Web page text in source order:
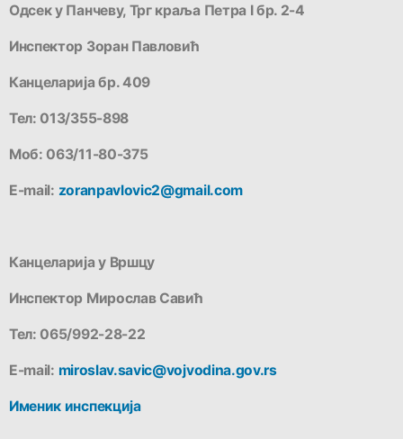
Одсек у Панчеву, Трг краља Петра I бр. 2-4
Инспектор Зоран Павловић
Канцеларија бр. 409
Тел: 013/355-898
Моб: 063/11-80-375
Е-mail: zoranpavlovic2@gmail.com
Канцеларија у Вршцу
Инспектор Мирослав Савић
Тел: 065/992-28-22
Е-mail: miroslav.savic@vojvodina.gov.rs
Именик инспекција